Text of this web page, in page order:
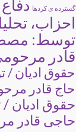
گسترده ی کردها
احزاب،
توسط:
قادر
حقوق ادیان
حاج قادر
حقوق ادیان
حاجی قادر